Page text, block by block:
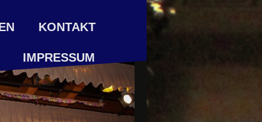
KONTAKT
IMPRESSUM